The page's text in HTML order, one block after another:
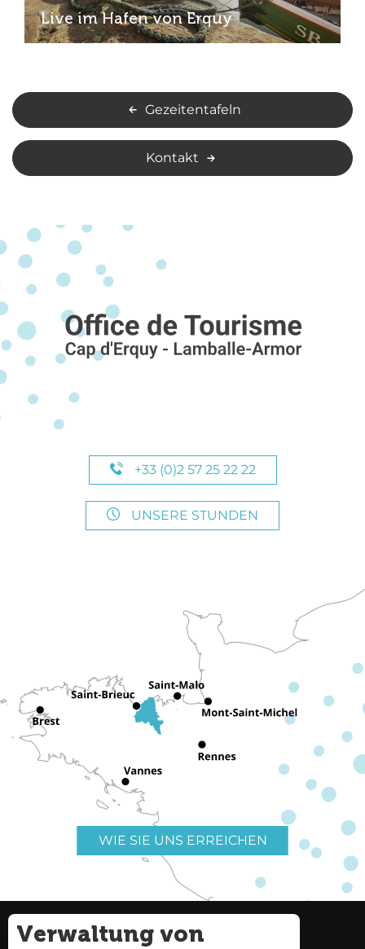
Live im Hafen von Erquy
Gezeitentafeln
Kontakt
+33 (0)2 57 25 22 22
UNSERE STUNDEN
WIE SIE UNS ERREICHEN
Nützliche Links
Verwaltung von